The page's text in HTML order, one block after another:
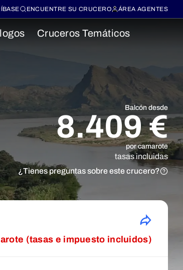
ENCUENTRE SU CRUCERO ÁREA AGENTES
Cruceros Temáticos
Balcón desde
8.409 €
por camarote
tasas incluidas
¿Tienes preguntas sobre este crucero?
(tasas e impuesto incluidos)